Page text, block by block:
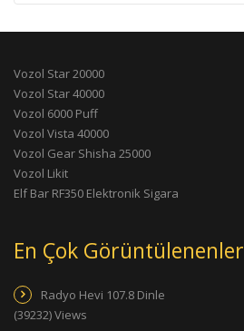
Vozol Star 20000
Vozol Star 40000
Vozol 6000 Puff
Vozol Vista 40000
Vozol Gear Shisha 25000
Vozol Likit
Elf Bar RF350 Elektronik Sigara
En Çok Görüntülenenler
Radyo Hevi 107.8 Dinle
(39232) Views